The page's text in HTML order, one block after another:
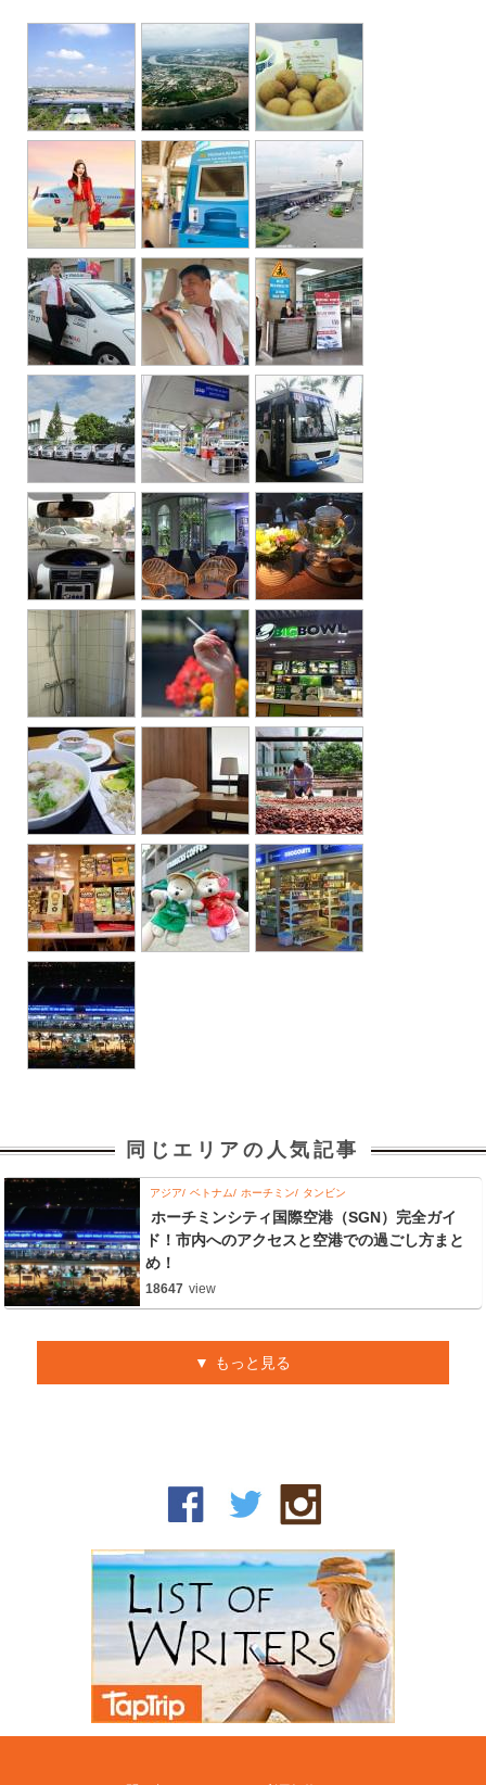
同じエリアの人気記事
アジア ベトナム ホーチミン タンビン
ホーチミンシティ国際空港（SGN）完全ガイ
ド！市内へのアクセスと空港での過ごし方まと
め！
18647 view
もっと見る